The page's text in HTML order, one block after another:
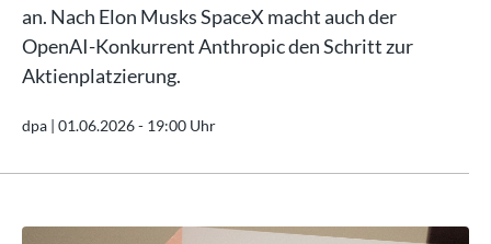
an. Nach Elon Musks SpaceX macht auch der
OpenAI-Konkurrent Anthropic den Schritt zur
Aktienplatzierung.
dpa | 01.06.2026 - 19:00 Uhr